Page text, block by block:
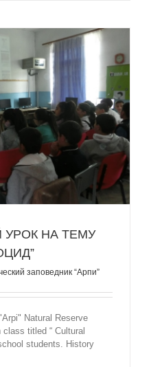
НА ТЕМУ
заповедник “Арпи”
Natural Reserve
titled “ Cultural
students. History